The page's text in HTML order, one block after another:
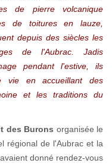
de pierre volcanique
de toitures en lauze,
depuis des siècles les
de l'Aubrac. Jadis
pendant l'estive, ils
vie en accueillant des
et les traditions du
des Burons organisée le
régional de l'Aubrac et la
donné rendez-vous